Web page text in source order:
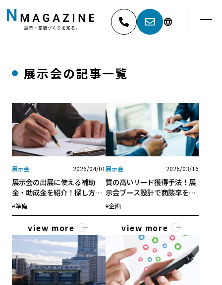
名古屋 052-881-5527
展示会の記事一覧
展示会 2026/04/01
展示会の出展に使える補助
金・助成金を紹介！探し方や
注意点も解説
#準備
view more
展示会 2026/03/16
質の高いリード獲得手法！展
示会ブース設計で商談率を高
める実践ガイド
#企画
view more